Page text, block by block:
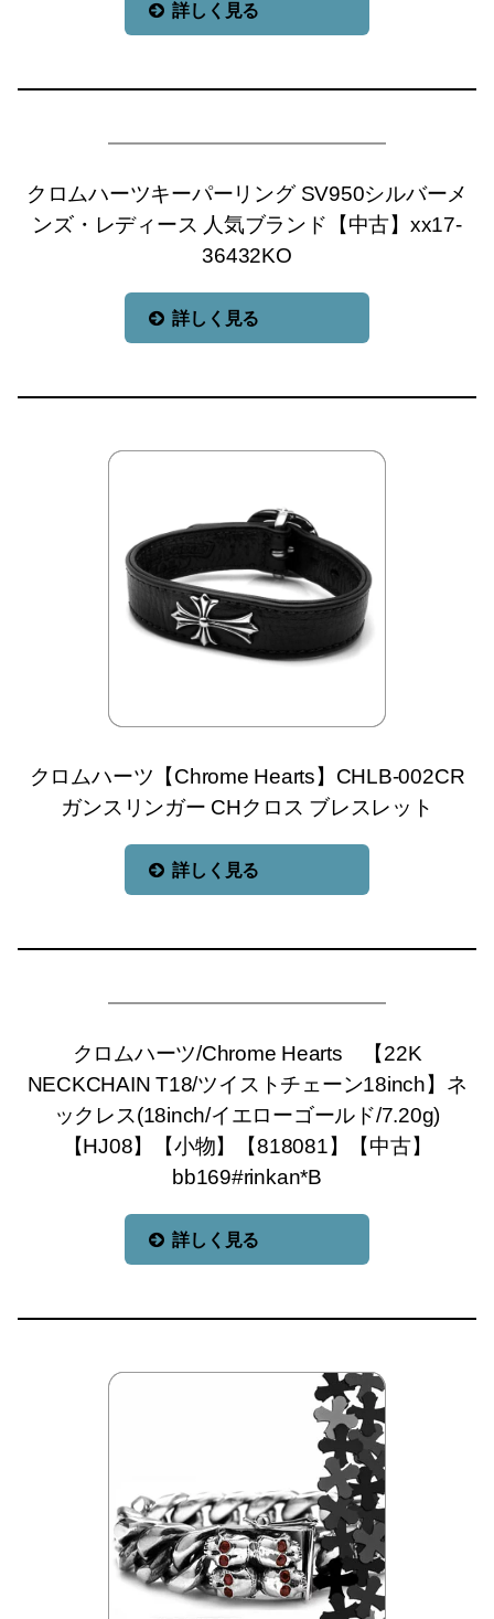
詳しく見る
クロムハーツキーパーリング SV950シルバーメ
ンズ・レディース 人気ブランド【中古】xx17-
36432KO
詳しく見る
クロムハーツ【Chrome Hearts】CHLB-002CR
ガンスリンガー CHクロス ブレスレット
詳しく見る
クロムハーツ/Chrome Hearts 【22K
NECKCHAIN T18/ツイストチェーン18inch】ネ
ックレス(18inch/イエローゴールド/7.20g)
【HJ08】【小物】【818081】【中古】
bb169#rinkan*B
詳しく見る